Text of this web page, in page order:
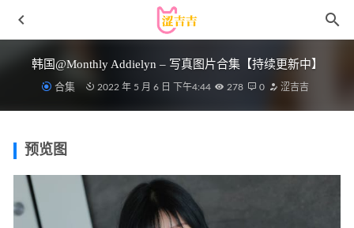
韩国@Monthly Addielyn – 写真图片合集【持续更新中】
合集 2022 年 5 月 6 日 下午4:44 278 0 涩吉吉
预览图
[爱尤物]2022 NO.2419 心仪 表白欢喜[35P／65MB]